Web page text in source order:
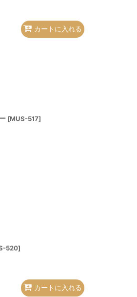
カートに入れる
[MUS-517]
520]
カートに入れる